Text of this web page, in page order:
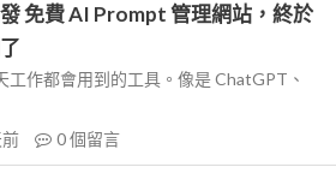
發 免費 AI Prompt 管理網站，終於
工作都會用到的工具。像是 ChatGPT、
0個留言